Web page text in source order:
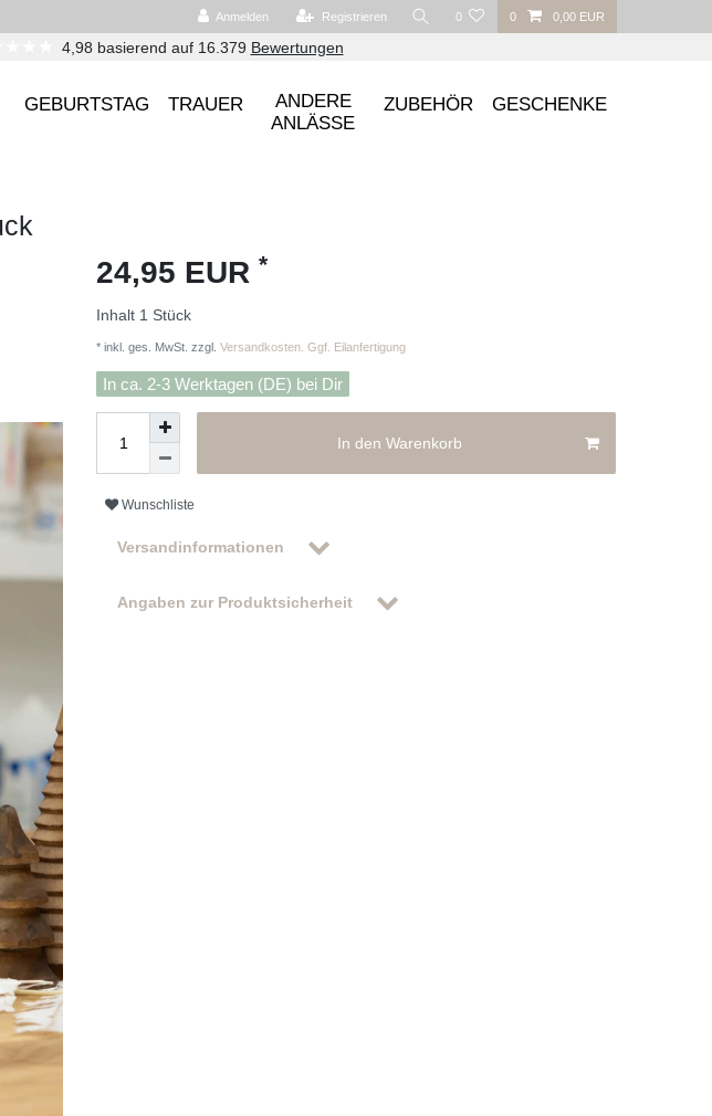
Anmelden Registrieren 0 0 0,00 EUR
4,98 basierend auf 16.379 Bewertungen
GEBURTSTAG TRAUER
ANDERE
ANLÄSSE
ZUBEHÖR GESCHENKE
24,95 EUR *
Inhalt 1 Stück
* inkl. ges. MwSt. zzgl. Versandkosten. Ggf. Eilanfertigung
In ca. 2-3 Werktagen (DE) bei Dir
In den Warenkorb
Wunschliste
Versandinformationen
Angaben zur Produktsicherheit